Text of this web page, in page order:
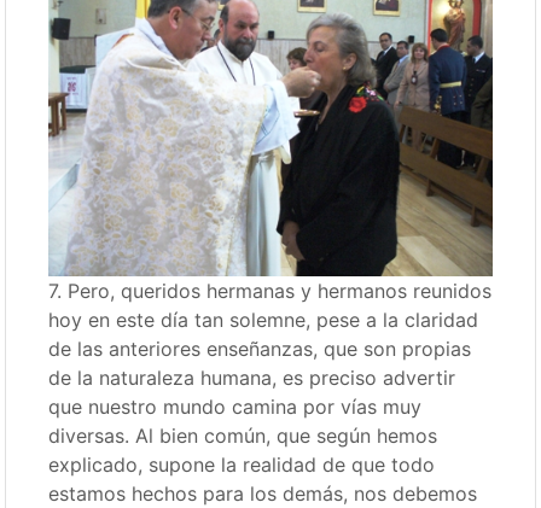
7. Pero, queridos hermanas y hermanos reunidos
hoy en este día tan solemne, pese a la claridad
de las anteriores enseñanzas, que son propias
de la naturaleza humana, es preciso advertir
que nuestro mundo camina por vías muy
diversas. Al bien común, que según hemos
explicado, supone la realidad de que todo
estamos hechos para los demás, nos debemos